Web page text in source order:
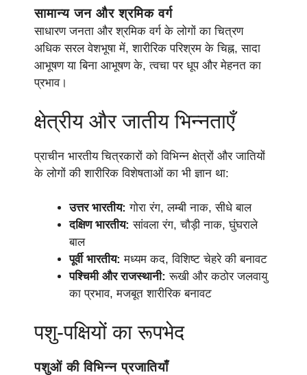
सामान्य जन और श्रमिक वर्ग
साधारण जनता और श्रमिक वर्ग के लोगों का चित्रण
अधिक सरल वेशभूषा में, शारीरिक परिश्रम के चिह्न, सादा
आभूषण या बिना आभूषण के, त्वचा पर धूप और मेहनत का
प्रभाव।
क्षेत्रीय और जातीय भिन्नताएँ
प्राचीन भारतीय चित्रकारों को विभिन्न क्षेत्रों और जातियों
के लोगों की शारीरिक विशेषताओं का भी ज्ञान था:
उत्तर भारतीय: गोरा रंग, लम्बी नाक, सीधे बाल
दक्षिण भारतीय: सांवला रंग, चौड़ी नाक, घुंघराले
बाल
पूर्वी भारतीय: मध्यम कद, विशिष्ट चेहरे की बनावट
पश्चिमी और राजस्थानी: रूखी और कठोर जलवायु
का प्रभाव, मजबूत शारीरिक बनावट
पशु-पक्षियों का रूपभेद
पशुओं की विभिन्न प्रजातियाँ